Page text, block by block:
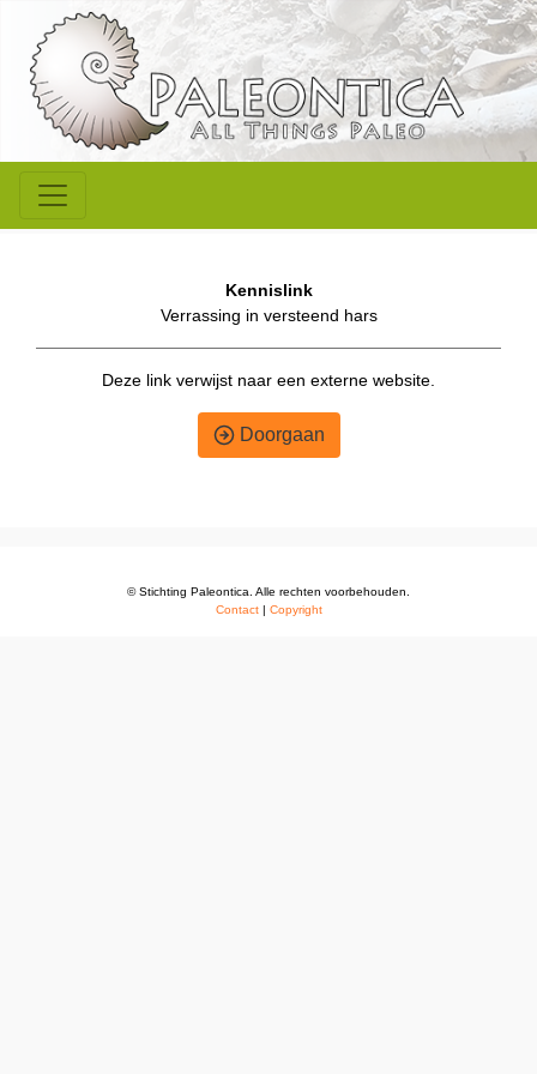
Kennislink
Verrassing in versteend hars
Deze link verwijst naar een externe website.
Doorgaan
© Stichting Paleontica. Alle rechten voorbehouden.
Contact| Copyright